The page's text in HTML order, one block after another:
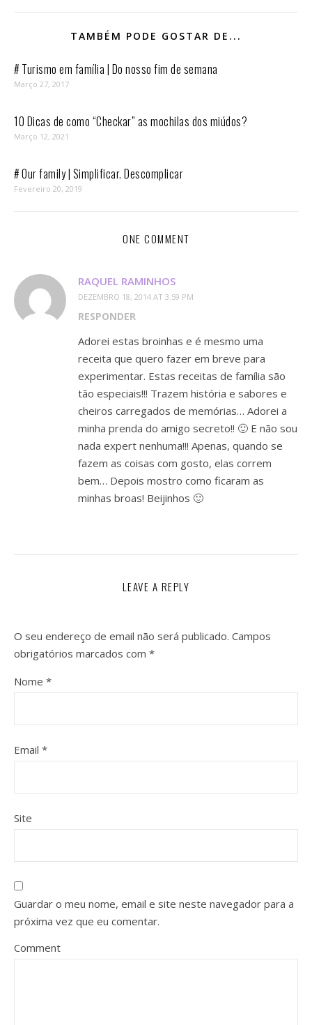
TAMBÉM PODE GOSTAR DE...
# Turismo em família | Do nosso fim de semana
Março 27, 2017
10 Dicas de como “Checkar” as mochilas dos miúdos?
Março 12, 2021
# Our family | Simplificar. Descomplicar
Fevereiro 20, 2019
ONE COMMENT
RAQUEL RAMINHOS
DEZEMBRO 18, 2014 AT 3:59 PM
RESPONDER
Adorei estas broinhas e é mesmo uma
receita que quero fazer em breve para
experimentar. Estas receitas de família são
tão especiais!!! Trazem história e sabores e
cheiros carregados de memórias… Adorei a
minha prenda do amigo secreto!! 🙂 E não sou
nada expert nenhuma!!! Apenas, quando se
fazem as coisas com gosto, elas correm
bem… Depois mostro como ficaram as
minhas broas! Beijinhos 🙂
LEAVE A REPLY
O seu endereço de email não será publicado. Campos
obrigatórios marcados com *
Nome *
Email *
Site
Guardar o meu nome, email e site neste navegador para a
próxima vez que eu comentar.
Comment